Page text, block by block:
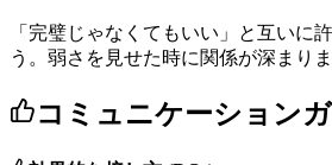
「 完璧じ ゃな く て もいい 」 と互いに許
う 。 弱さ を 見せた時に関係が深 ま り ま
コミュニケーション